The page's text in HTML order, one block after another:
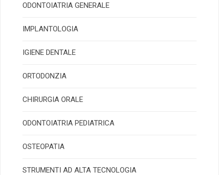
ODONTOIATRIA GENERALE
IMPLANTOLOGIA
IGIENE DENTALE
ORTODONZIA
CHIRURGIA ORALE
ODONTOIATRIA PEDIATRICA
OSTEOPATIA
STRUMENTI AD ALTA TECNOLOGIA